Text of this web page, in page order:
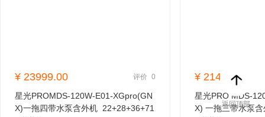
¥ 23999.00 评价 0
星光PROMDS-120W-E01-XGpro(GN
X)一拖四带水泵含外机 22+28+36+71
¥ 21499.00
星光PRO MDS-
X) 一拖三带水泵
返回顶部